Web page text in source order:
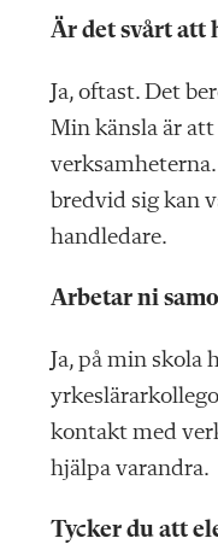
Är det svårt att
Ja, oftast. Det
Min känsla är
bredvid sig kan
handledare.
Arbetar ni
Ja, på min
kontakt med
hjälpa varandra.
Tycker du att